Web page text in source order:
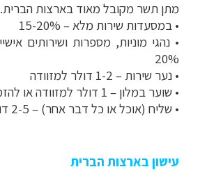
מתן תשר מקובל מאוד בארצות הברית.
• במסעדות שירות מלא – 15-20%
20%
• נער שירות – 1-2 דולר למזוודה
• שוער במלון – 1 דולר למזוודה או להזמנת מונית
• שליח (אוכל או כל דבר אחר) – 2-5 דולר או 15-20%
עישון בארצות הברית